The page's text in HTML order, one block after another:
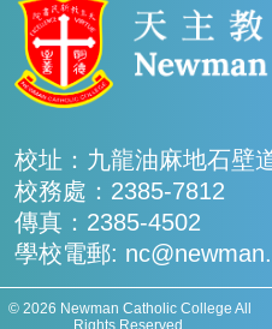
校址：九龍油麻地石壁
校務處：2385-7812
傳真：2385-4502
學校電郵:
© 2026 Newman Catholic College All
Rights Reserved.